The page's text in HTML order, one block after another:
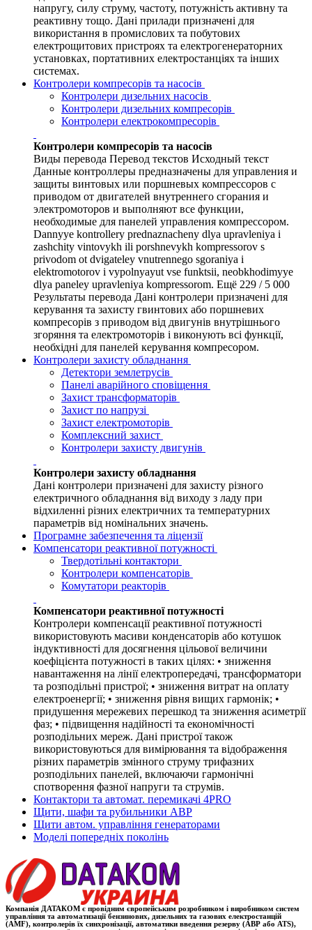
напругу, силу струму, частоту, потужність активну та
реактивну тощо. Дані прилади призначені для
використання в промислових та побутових
електрощитових пристроях та електрогенераторних
установках, портативних електростанціях та інших
системах.
Контролери компресорів та насосів
Контролери дизельних насосів
Контролери дизельних компресорів
Контролери електрокомпресорів
Контролери компресорів та насосів
Виды перевода Перевод текстов Исходный текст
Данные контроллеры предназначены для управления и
защиты винтовых или поршневых компрессоров с
приводом от двигателей внутреннего сгорания и
электромоторов и выполняют все функции,
необходимые для панелей управления компрессором.
Dannyye kontrollery prednaznacheny dlya upravleniya i
zashchity vintovykh ili porshnevykh kompressorov s
privodom ot dvigateley vnutrennego sgoraniya i
elektromotorov i vypolnyayut vse funktsii, neobkhodimyye
dlya paneley upravleniya kompressorom. Ещё 229 / 5 000
Результаты перевода Дані контролери призначені для
керування та захисту гвинтових або поршневих
компресорів з приводом від двигунів внутрішнього
згоряння та електромоторів і виконують всі функції,
необхідні для панелей керування компресором.
Контролери захисту обладнання
Детектори землетрусів
Панелі аварійного сповіщення
Захист трансформаторів
Захист по напрузі
Захист електромоторів
Комплексний захист
Контролери захисту двигунів
Контролери захисту обладнання
Дані контролери призначені для захисту різного
електричного обладнання від виходу з ладу при
відхиленні різних електричних та температурних
параметрів від номінальних значень.
Програмне забезпечення та ліцензії
Компенсатори реактивної потужності
Твердотільні контактори
Контролери компенсаторів
Комутатори реакторів
Компенсатори реактивної потужності
Контролери компенсації реактивної потужності
використовують масиви конденсаторів або котушок
індуктивності для досягнення цільової величини
коефіцієнта потужності в таких цілях: • зниження
навантаження на лінії електропередачі, трансформатори
та розподільні пристрої; • зниження витрат на оплату
електроенергії; • зниження рівня вищих гармонік; •
придушення мережевих перешкод та зниження асиметрії
фаз; • підвищення надійності та економічності
розподільних мереж. Дані пристрої також
використовуються для вимірювання та відображення
різних параметрів змінного струму трифазних
розподільних панелей, включаючи гармонічні
спотворення фазної напруги та струмів.
Контактори та автомат. перемикачі 4PRO
Щити, шафи та рубильники АВР
Щити автом. управління генераторами
Моделі попередніх поколінь
Компанія ДАТАКОМ є провідним європейським розробником і виробником систем
управління та автоматизації бензинових, дизельних та газових електростанцій
(AMF), контролерів їх синхронізації, автоматики введення резерву (АВР або ATS),